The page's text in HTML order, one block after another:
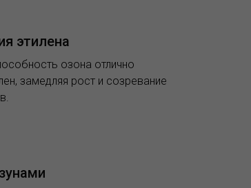
этилена
озона отлично
замедляя рост и созревание